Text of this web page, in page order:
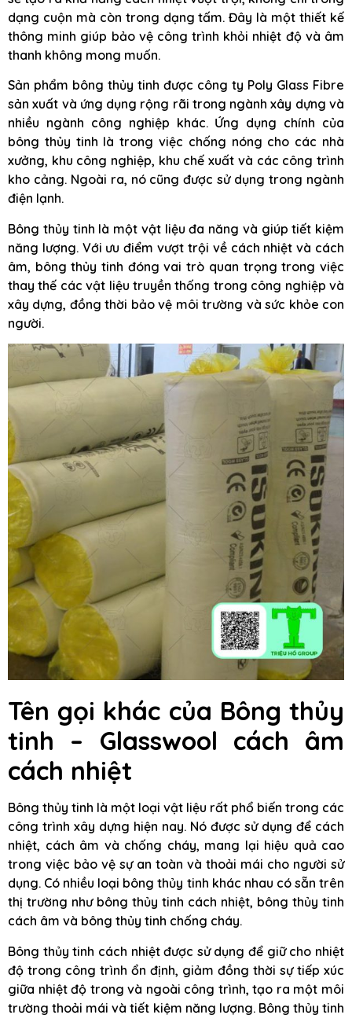
dạng cuộn mà còn trong dạng tấm. Đây là một thiết kế
thông minh giúp bảo vệ công trình khỏi nhiệt độ và âm
thanh không mong muốn.
Sản phẩm bông thủy tinh được công ty Poly Glass Fibre
sản xuất và ứng dụng rộng rãi trong ngành xây dựng và
nhiều ngành công nghiệp khác. Ứng dụng chính của
bông thủy tinh là trong việc chống nóng cho các nhà
xưởng, khu công nghiệp, khu chế xuất và các công trình
kho cảng. Ngoài ra, nó cũng được sử dụng trong ngành
điện lạnh.
Bông thủy tinh là một vật liệu đa năng và giúp tiết kiệm
năng lượng. Với ưu điểm vượt trội về cách nhiệt và cách
âm, bông thủy tinh đóng vai trò quan trọng trong việc
thay thế các vật liệu truyền thống trong công nghiệp và
xây dựng, đồng thời bảo vệ môi trường và sức khỏe con
người.
Tên gọi khác của Bông thủy
tinh – Glasswool cách âm
cách nhiệt
Bông thủy tinh là một loại vật liệu rất phổ biến trong các
công trình xây dựng hiện nay. Nó được sử dụng để cách
nhiệt, cách âm và chống cháy, mang lại hiệu quả cao
trong việc bảo vệ sự an toàn và thoải mái cho người sử
dụng. Có nhiều loại bông thủy tinh khác nhau có sẵn trên
thị trường như bông thủy tinh cách nhiệt, bông thủy tinh
cách âm và bông thủy tinh chống cháy.
Bông thủy tinh cách nhiệt được sử dụng để giữ cho nhiệt
độ trong công trình ổn định, giảm đồng thời sự tiếp xúc
giữa nhiệt độ trong và ngoài công trình, tạo ra một môi
trường thoải mái và tiết kiệm năng lượng. Bông thủy tinh